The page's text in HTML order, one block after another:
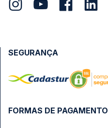
FORMAS DE PAGAMENTO
SEGURANÇA